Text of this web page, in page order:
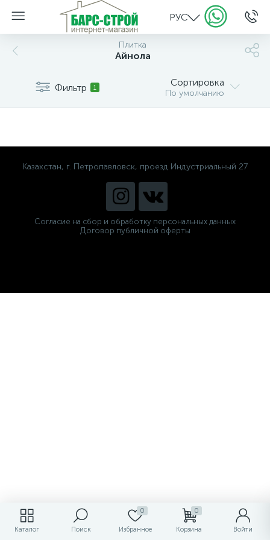
РУС
Каталог Поиск
0
Избранное
0
Корзина Войти
Плитка
Айнола
Фильтр 1 Сортировка
По умолчанию
Казахстан, г. Петропавловск, проезд Индустриальный 27
Согласие на сбор и обработку персональных данных
Договор публичной оферты